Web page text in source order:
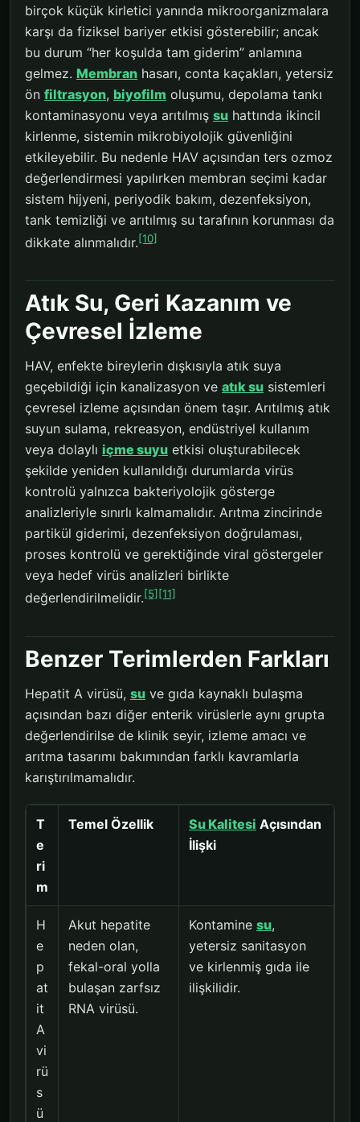
birçok küçük kirletici yanında mikroorganizmalara
karşı da fiziksel bariyer etkisi gösterebilir; ancak
bu durum “her koşulda tam giderim” anlamına
gelmez. Membran hasarı, conta kaçakları, yetersiz
ön filtrasyon, biyofilm oluşumu, depolama tankı
kontaminasyonu veya arıtılmış su hattında ikincil
kirlenme, sistemin mikrobiyolojik güvenliğini
etkileyebilir. Bu nedenle HAV açısından ters ozmoz
değerlendirmesi yapılırken membran seçimi kadar
sistem hijyeni, periyodik bakım, dezenfeksiyon,
tank temizliği ve arıtılmış su tarafının korunması da
dikkate alınmalıdır.[10]
Atık Su, Geri Kazanım ve
Çevresel İzleme
HAV, enfekte bireylerin dışkısıyla atık suya
geçebildiği için kanalizasyon ve atık su sistemleri
çevresel izleme açısından önem taşır. Arıtılmış atık
suyun sulama, rekreasyon, endüstriyel kullanım
veya dolaylı içme suyu etkisi oluşturabilecek
şekilde yeniden kullanıldığı durumlarda virüs
kontrolü yalnızca bakteriyolojik gösterge
analizleriyle sınırlı kalmamalıdır. Arıtma zincirinde
partikül giderimi, dezenfeksiyon doğrulaması,
proses kontrolü ve gerektiğinde viral göstergeler
veya hedef virüs analizleri birlikte
değerlendirilmelidir.[5] [11]
Benzer Terimlerden Farkları
Hepatit A virüsü, su ve gıda kaynaklı bulaşma
açısından bazı diğer enterik virüslerle aynı grupta
değerlendirilse de klinik seyir, izleme amacı ve
arıtma tasarımı bakımından farklı kavramlarla
karıştırılmamalıdır.
T
e
ri
m
Temel Özellik Su Kalitesi Açısından
İlişki
H
e
p
at
it
A
vi
rü
s
ü
Akut hepatite
neden olan,
fekal-oral yolla
bulaşan zarfsız
RNA virüsü.
Kontamine su,
yetersiz sanitasyon
ve kirlenmiş gıda ile
ilişkilidir.